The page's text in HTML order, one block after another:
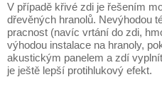
V případě křivé zdi je řešením
dřevěných hranolů. Nevýhodou
pracnost (navíc vrtání do zdi,
výhodou instalace na hranoly,
akustickým panelem a zdí
je ještě lepší protihlukový efekt.